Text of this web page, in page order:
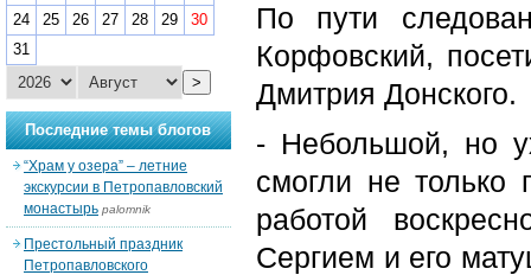
По пути
Корфовский,
Дмитрия Донского.
- Небольшой, но
смогли не только
работой
Сергием и его
24
25 26 27 28 29
30
31
>
Последние темы блогов
“Храм у озера” – летние
экскурсии в Петропавловский
монастырь palomnik
Престольный праздник
Петропавловского